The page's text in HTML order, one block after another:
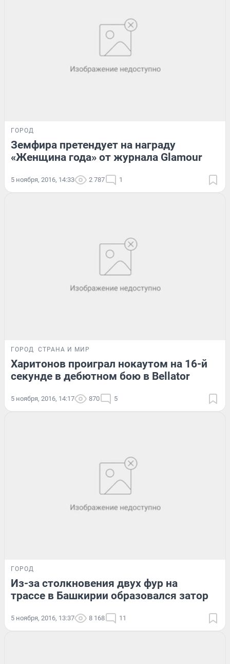
ГОРОД
Земфира претендует на награду
«Женщина года» от журнала Glamour
5 ноября, 2016, 14:33 2 787 1
ГОРОД СТРАНА И МИР
Харитонов проиграл нокаутом на 16-й
секунде в дебютном бою в Bellator
5 ноября, 2016, 14:17 870 5
ГОРОД
Из-за столкновения двух фур на
трассе в Башкирии образовался затор
5 ноября, 2016, 13:37 8 168 11